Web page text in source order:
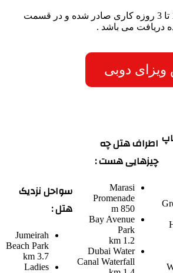
ویزای پس از ثبت بین 1 تا 3 روزه کاری صادر شده و در قسمت
دریافت می باشد .
دوبی
اطراف هتل چه
چیزهایی هست :
Marasi
Promenade
850 m
Bay Avenue
Park
1.2 km
Dubai Water
Canal Waterfall
سواحل نزدیک
هتل :
Jumeirah
Beach Park
3.7 km
Ladies